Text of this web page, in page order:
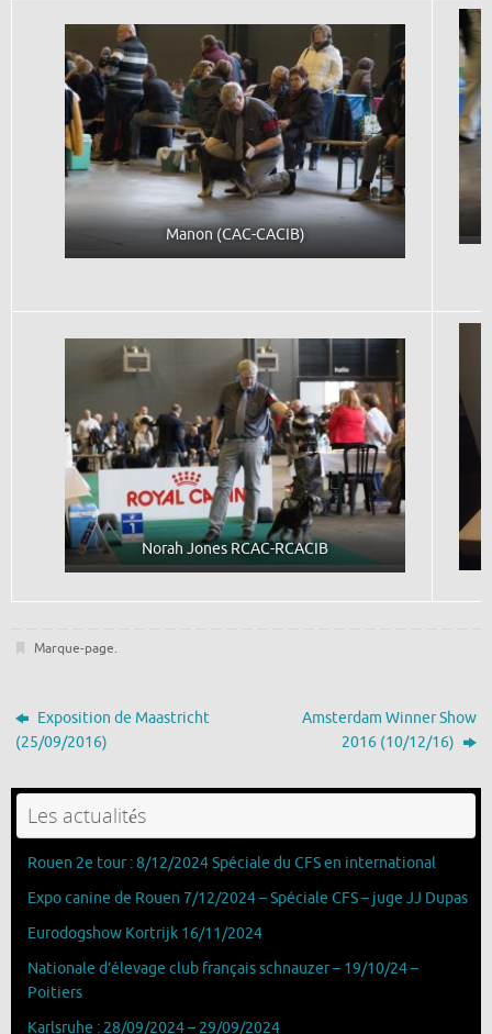
Manon (CAC-CACIB)
Norah Jones RCAC-RCACIB
Marque-page.
Exposition de Maastricht
(25/09/2016)
Amsterdam Winner Show
2016 (10/12/16)
Les actualités
Rouen 2e tour : 8/12/2024 Spéciale du CFS en international
Expo canine de Rouen 7/12/2024 – Spéciale CFS – juge JJ Dupas
Eurodogshow Kortrijk 16/11/2024
Nationale d’élevage club français schnauzer – 19/10/24 –
Poitiers
Karlsruhe : 28/09/2024 – 29/09/2024